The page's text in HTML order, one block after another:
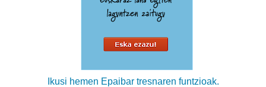
Ikusi hemen Epaibar tresnaren funtzioak.